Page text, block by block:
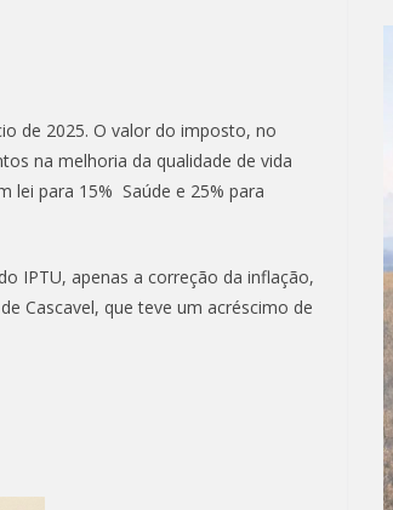
de 2025. O valor do imposto, no
na melhoria da qualidade de vida
lei para 15% Saúde e 25% para
IPTU, apenas a correção da inflação,
Cascavel, que teve um acréscimo de